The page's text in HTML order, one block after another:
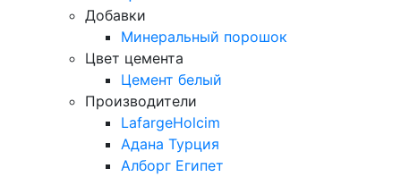
Добавки
Минеральный порошок
Цвет цемента
Цемент белый
Производители
LafargeHolcim
Адана Турция
Алборг Египет